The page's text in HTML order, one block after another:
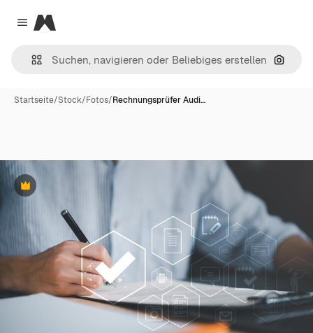
Close menu
Magnific
Nach
Startseite/Stock/Fotos/Rechnungsprüfer Audi…
Premium